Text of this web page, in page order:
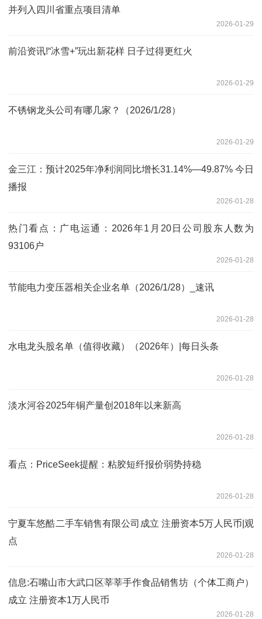
并列入四川省重点项目清单
2026-01-29
前沿资讯!“冰雪+”玩出新花样 日子过得更红火
2026-01-29
不锈钢龙头公司有哪几家？（2026/1/28）
2026-01-29
金三江：预计2025年净利润同比增长31.14%—49.87% 今日
播报
2026-01-28
热门看点：广电运通：2026年1月20日公司股东人数为
93106户
2026-01-28
节能电力变压器相关企业名单（2026/1/28）_速讯
2026-01-28
水电龙头股名单（值得收藏）（2026年）|每日头条
2026-01-28
淡水河谷2025年铜产量创2018年以来新高
2026-01-28
看点：PriceSeek提醒：粘胶短纤报价弱势持稳
2026-01-28
宁夏车悠酷二手车销售有限公司成立 注册资本5万人民币|观
点
2026-01-28
信息:石嘴山市大武口区莘莘手作食品销售坊（个体工商户）
成立 注册资本1万人民币
2026-01-28